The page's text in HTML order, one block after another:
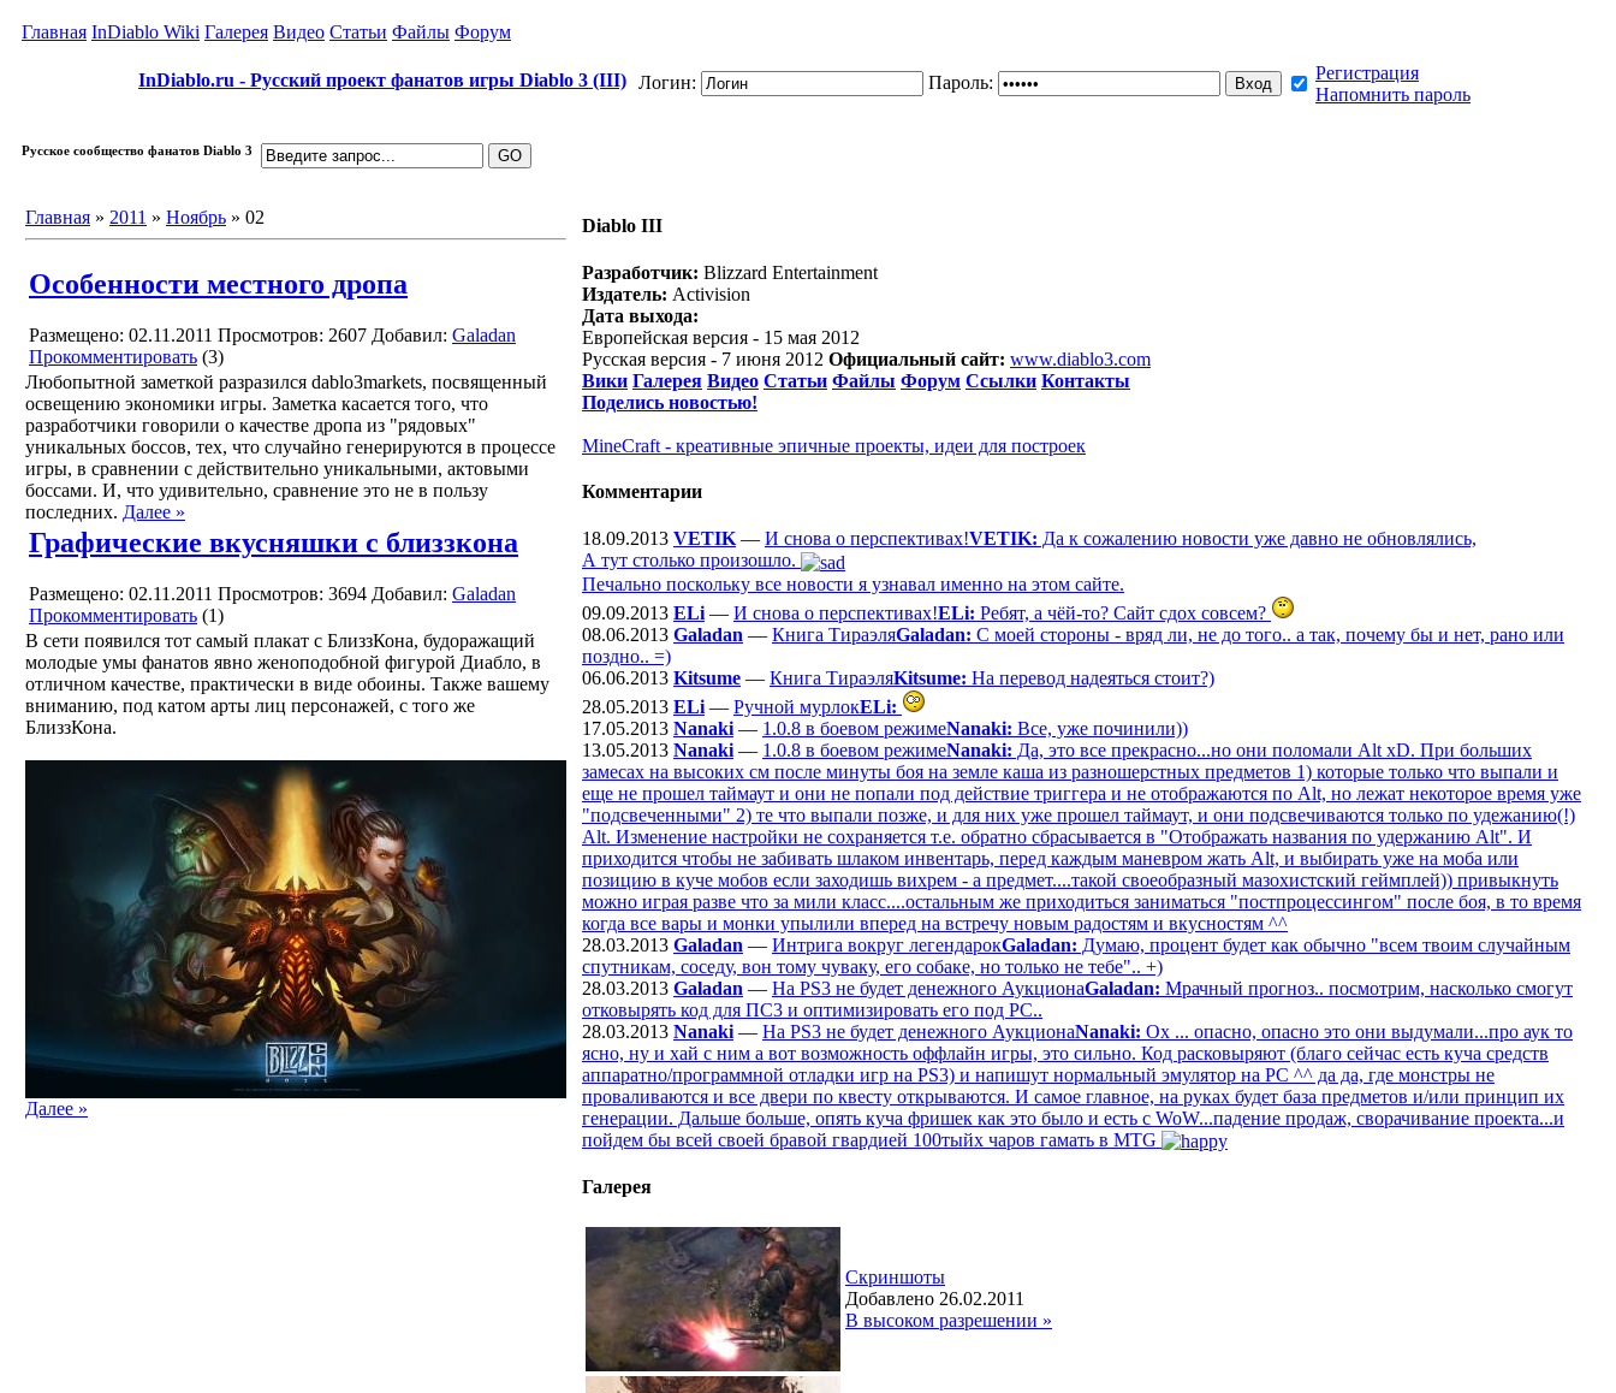
Главная InDiablo Wiki Галерея Видео Статьи Файлы Форум
InDiablo.ru - Русский проект фанатов игры Diablo 3 (III) Логин: Пароль:
Регистрация
Напомнить пароль
Русское сообщество фанатов Diablo 3
Главная » 2011 » Ноябрь » 02
Особенности местного дропа
Размещено: 02.11.2011 Просмотров: 2607 Добавил: Galadan
Прокомментировать (3)
Любопытной заметкой разразился dablo3markets, посвященный
освещению экономики игры. Заметка касается того, что
разработчики говорили о качестве дропа из "рядовых"
уникальных боссов, тех, что случайно генерируются в процессе
игры, в сравнении с действительно уникальными, актовыми
боссами. И, что удивительно, сравнение это не в пользу
последних. Далее »
Графические вкусняшки с близзкона
Размещено: 02.11.2011 Просмотров: 3694 Добавил: Galadan
Прокомментировать (1)
В сети появился тот самый плакат с БлиззКона, будоражащий
молодые умы фанатов явно женоподобной фигурой Диабло, в
отличном качестве, практически в виде обоины. Также вашему
вниманию, под катом арты лиц персонажей, с того же
БлиззКона.
Далее »
Diablo III
Разработчик: Blizzard Entertainment
Издатель: Activision
Дата выхода:
Европейская версия - 15 мая 2012
Русская версия - 7 июня 2012 Официальный сайт: www.diablo3.com
Вики Галерея Видео Статьи Файлы Форум Ссылки Контакты
Поделись новостью!
MineCraft - креативные эпичные проекты, идеи для построек
Комментарии
18.09.2013 VETIK — И снова о перспективах!VETIK: Да к сожалению новости уже давно не обновлялись,
А тут столько произошло.
Печально поскольку все новости я узнавал именно на этом сайте.
09.09.2013 ELi — И снова о перспективах!ELi: Ребят, а чёй-то? Сайт сдох совсем?
08.06.2013 Galadan — Книга ТираэляGaladan: С моей стороны - вряд ли, не до того.. а так, почему бы и нет, рано или
поздно.. =)
06.06.2013 Kitsume — Книга ТираэляKitsume: На перевод надеяться стоит?)
28.05.2013 ELi — Ручной мурлокELi:
17.05.2013 Nanaki — 1.0.8 в боевом режимеNanaki: Все, уже починили))
13.05.2013 Nanaki — 1.0.8 в боевом режимеNanaki: Да, это все прекрасно...но они поломали Alt xD. При больших
замесах на высоких см после минуты боя на земле каша из разношерстных предметов 1) которые только что выпали и
еще не прошел таймаут и они не попали под действие триггера и не отображаются по Alt, но лежат некоторое время уже
"подсвеченными" 2) те что выпали позже, и для них уже прошел таймаут, и они подсвечиваются только по удежанию(!)
Alt. Изменение настройки не сохраняется т.е. обратно сбрасывается в "Отображать названия по удержанию Alt". И
приходится чтобы не забивать шлаком инвентарь, перед каждым маневром жать Alt, и выбирать уже на моба или
позицию в куче мобов если заходишь вихрем - а предмет....такой своеобразный мазохистский геймплей)) привыкнуть
можно играя разве что за мили класс....остальным же приходиться заниматься "постпроцессингом" после боя, в то время
когда все вары и монки упылили вперед на встречу новым радостям и вкусностям ^^
28.03.2013 Galadan — Интрига вокруг легендарокGaladan: Думаю, процент будет как обычно "всем твоим случайным
спутникам, соседу, вон тому чуваку, его собаке, но только не тебе".. +)
28.03.2013 Galadan — На PS3 не будет денежного АукционаGaladan: Мрачный прогноз.. посмотрим, насколько смогут
отковырять код для ПС3 и оптимизировать его под РС..
28.03.2013 Nanaki — На PS3 не будет денежного АукционаNanaki: Ох ... опасно, опасно это они выдумали...про аук то
ясно, ну и хай с ним а вот возможность оффлайн игры, это сильно. Код расковыряют (благо сейчас есть куча средств
аппаратно/программной отладки игр на PS3) и напишут нормальный эмулятор на PC ^^ да да, где монстры не
проваливаются и все двери по квесту открываются. И самое главное, на руках будет база предметов и/или принцип их
генерации. Дальше больше, опять куча фришек как это было и есть с WoW...падение продаж, сворачивание проекта...и
пойдем бы всей своей бравой гвардией 100тыйх чаров гамать в MTG
Галерея
Скриншоты
Добавлено 26.02.2011
В высоком разрешении »